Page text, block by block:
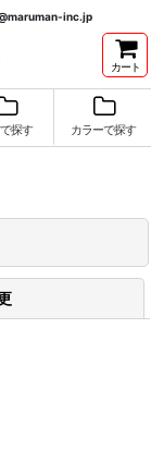
inc.jp
カート
探す カラーで探す